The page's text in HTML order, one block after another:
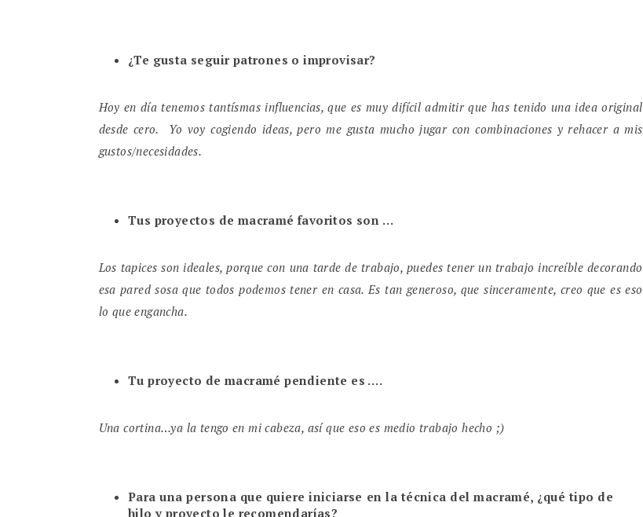
¿Te gusta seguir patrones o improvisar?
Hoy en día tenemos tantísmas influencias, que es muy difícil admitir que has tenido una idea original
desde cero. Yo voy cogiendo ideas, pero me gusta mucho jugar con combinaciones y rehacer a mis
gustos/necesidades.
Tus proyectos de macramé favoritos son …
Los tapices son ideales, porque con una tarde de trabajo, puedes tener un trabajo increíble decorando
esa pared sosa que todos podemos tener en casa. Es tan generoso, que sinceramente, creo que es eso
lo que engancha.
Tu proyecto de macramé pendiente es ….
Una cortina…ya la tengo en mi cabeza, así que eso es medio trabajo hecho ;)
Para una persona que quiere iniciarse en la técnica del macramé, ¿qué tipo de
hilo y proyecto le recomendarías?